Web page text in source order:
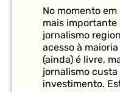
No momento
mais importante
jornalismo
acesso à
(ainda) é livre,
jornalismo
investimento.